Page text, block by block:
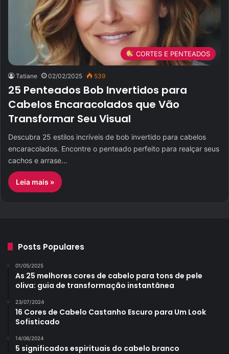
CORTES E PENTEADOS
Tatiane 02/02/2025 539
25 Penteados Bob Invertidos para
Cabelos Encaracolados que Vão
Transformar Seu Visual
Descubra 25 estilos incríveis de bob invertido para cabelos
encaracolados. Encontre o penteado perfeito para realçar seus
cachos e arrase…
Leia mais »
Posts Populares
01/05/2025
As 25 melhores cores de cabelo para tons de pele
oliva: guia de transformação instantânea
23/07/2024
16 Cores de Cabelo Castanho Escuro para Um Look
Sofisticado
14/06/2024
5 significados espirituais do cabelo branco